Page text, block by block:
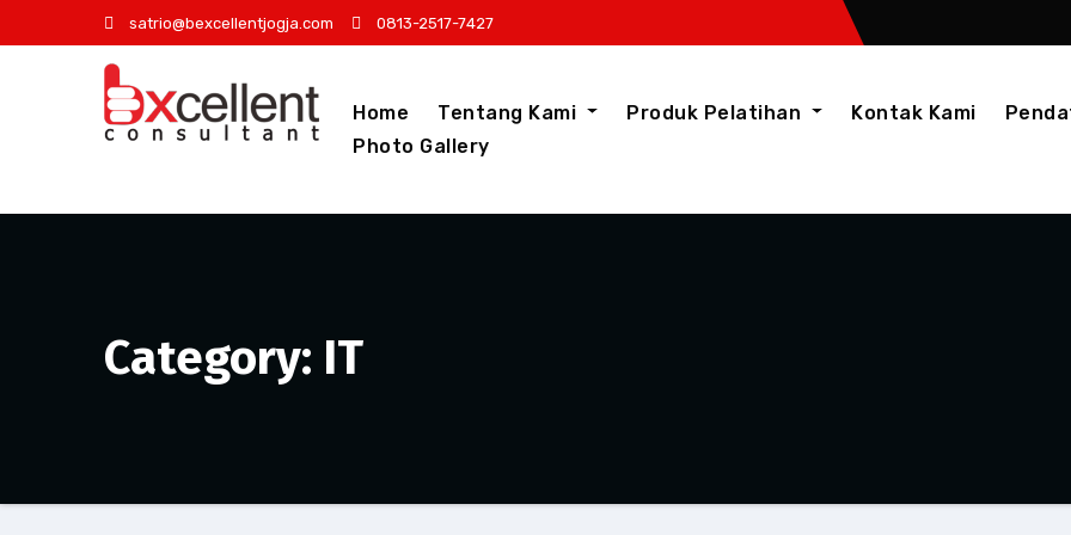
to
satrio@bexcellentjogja.com 0813-2517-7427
Home Tentang Kami Produk Pelatihan Kontak Kami
Photo Gallery
Category: IT